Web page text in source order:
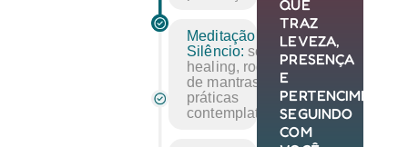
Meditação &
Silêncio: sound
healing, roda
de mantras,
práticas
contemplativas.
QUE
TRAZ
LEVEZA,
PRESENÇA
E
PERTENCIMENTO.
SEGUINDO
COM